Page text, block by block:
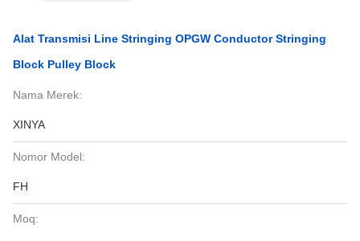
Alat Transmisi Line Stringing OPGW Conductor Stringing
Block Pulley Block
Nama Merek:
XINYA
Nomor Model:
FH
Moq: